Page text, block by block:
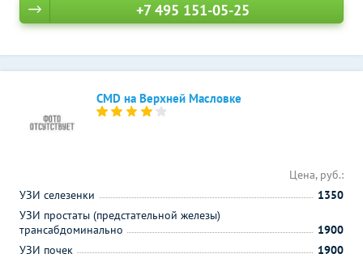
+7 495 151-05-25
CMD на Верхней Масловке
Цена, руб.:
УЗИ селезенки
1350
УЗИ простаты (предстательной железы)
трансабдоминально
1900
УЗИ почек
1900